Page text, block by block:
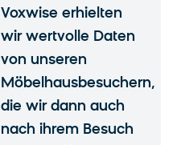
Voxwise erhielten
wir wertvolle Daten
von unseren
Möbelhausbesuchern,
die wir dann auch
nach ihrem Besuch